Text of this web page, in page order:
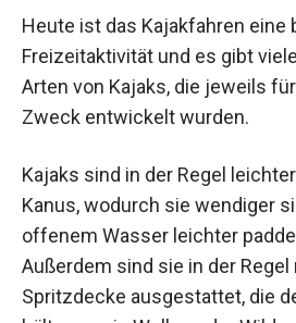
Heute ist das Kajakfahren eine
Freizeitaktivität und es gibt
Arten von Kajaks, die jeweils
Zweck entwickelt wurden.
Kajaks sind in der Regel
Kanus, wodurch sie wendiger
offenem Wasser leichter
Außerdem sind sie in der
Spritzdecke ausgestattet, die